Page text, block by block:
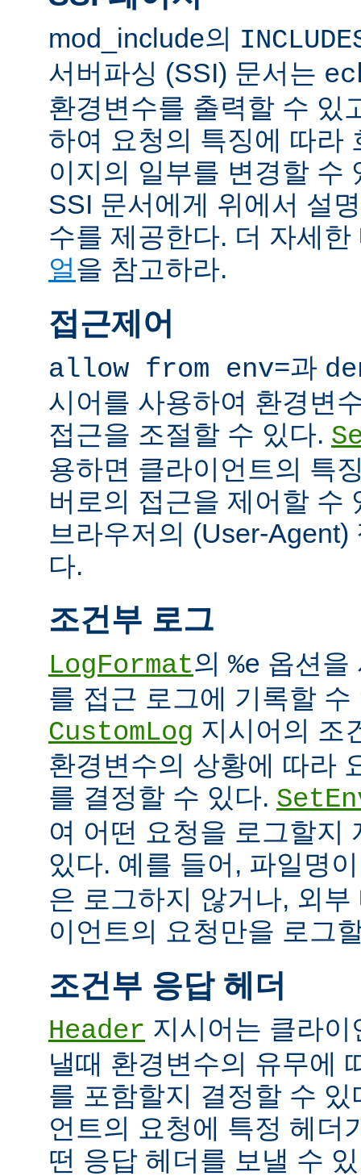
mod_include의
서버파싱 (SSI) 문서는
환경변수를 출력할 수 있
하여 요청의 특징에 따라
이지의 일부를 변경할 수
SSI 문서에게 위에서 설
수를 제공한다. 더 자세
얼을 참고하라.
접근제어
allow from env=과
시어를 사용하여 환경변
접근을 조절할 수 있다.
용하면 클라이언트의 특
버로의 접근을 제어할 수
브라우저의 (User-
다.
조건부 로그
LogFormat의 %e 옵션을
를 접근 로그에 기록할 수
CustomLog 지시어의 조
환경변수의 상황에 따라
를 결정할 수 있다.
여 어떤 요청을 로그할지
있다. 예를 들어, 파일명
은 로그하지 않거나, 외
이언트의 요청만을 로그
조건부 응답 헤더
Header 지시어는 클라
낼때 환경변수의 유무에
를 포함할지 결정할 수
언트의 요청에 특정 헤더
떤 응답 헤더를 보낼 수